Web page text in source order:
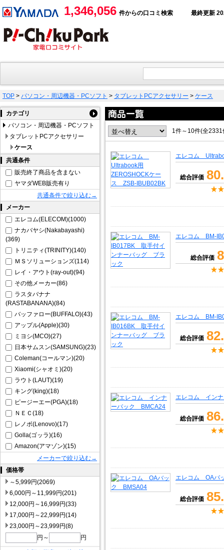
1,346,056 件からの口コミ検索 最終更新
TOP > パソコン・周辺機器・PCソフト > タブレットPCアクセサリー > ケース
カテゴリ
パソコン・周辺機器・PCソフト
タブレットPCアクセサリー
ケース
共通条件
販売終了商品を含まない
ヤマダWEB販売有り
共通条件で絞り込む→
メーカー
エレコム(ELECOM)(1000)
ナカバヤシ(Nakabayashi)
(369)
トリニティ(TRINITY)(140)
ＭＳソリューションズ(114)
レイ・アウト(ray-out)(94)
その他メーカー(86)
ラスタバナナ
(RASTABANANA)(84)
バッファロー(BUFFALO)(43)
アップル(Apple)(30)
ミヨシ(MCO)(27)
日本サムスン(SAMSUNG)(23)
Coleman(コールマン)(20)
Xiaomi(シャオミ)(20)
ラウト(LAUT)(19)
キング(king)(18)
ピージーエー(PGA)(18)
ＮＥＣ(18)
レノボ(Lenovo)(17)
Golla(ゴッラ)(16)
Amazon(アマゾン)(15)
メーカーで絞り込む→
価格帯
～5,999円(2069)
6,000円～11,999円(201)
12,000円～16,999円(33)
17,000円～22,999円(14)
23,000円～23,999円(8)
円～
円
1件～10件(全
エレコム
総合評価
エレコム BM-
総合評価
エレコム BM-
総合評価
エレコム イン
総合評価
エレコム OAバ
総合評価